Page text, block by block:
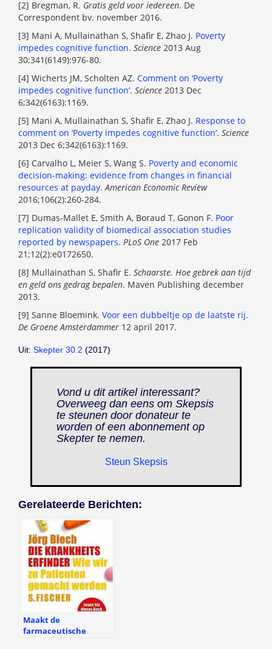
[2] Bregman, R. Gratis geld voor iedereen. De
Correspondent bv. november 2016.
[3] Mani A, Mullainathan S, Shafir E, Zhao J. Poverty
impedes cognitive function. Science 2013 Aug
30;341(6149):976-80.
[4] Wicherts JM, Scholten AZ. Comment on ‘Poverty
impedes cognitive function’. Science 2013 Dec
6;342(6163):1169.
[5] Mani A, Mullainathan S, Shafir E, Zhao J. Response to
comment on ‘Poverty impedes cognitive function’. Science
2013 Dec 6;342(6163):1169.
[6] Carvalho L, Meier S, Wang S. Poverty and economic
decision-making: evidence from changes in financial
resources at payday.American Economic Review
2016;106(2):260-284.
[7] Dumas-Mallet E, Smith A, Boraud T, Gonon F. Poor
replication validity of biomedical association studies
reported by newspapers. PLoS One 2017 Feb
21;12(2):e0172650.
[8] Mullainathan S, Shafir E. Schaarste. Hoe gebrek aan tijd
en geld ons gedrag bepalen. Maven Publishing december
2013.
[9] Sanne Bloemink. Voor een dubbeltje op de laatste rij.
De Groene Amsterdammer 12 april 2017.
Uit: Skepter 30.2 (2017)
Vond u dit artikel interessant?
Overweeg dan eens om Skepsis
te steunen door donateur te
worden of een abonnement op
Skepterte nemen.
Steun Skepsis
Gerelateerde Berichten:
Maakt de
farmaceutische